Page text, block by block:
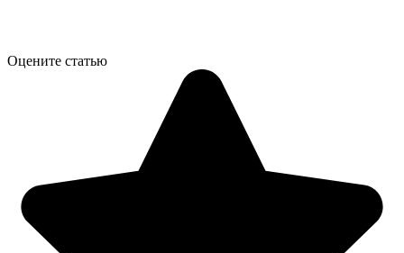
Оцените статью